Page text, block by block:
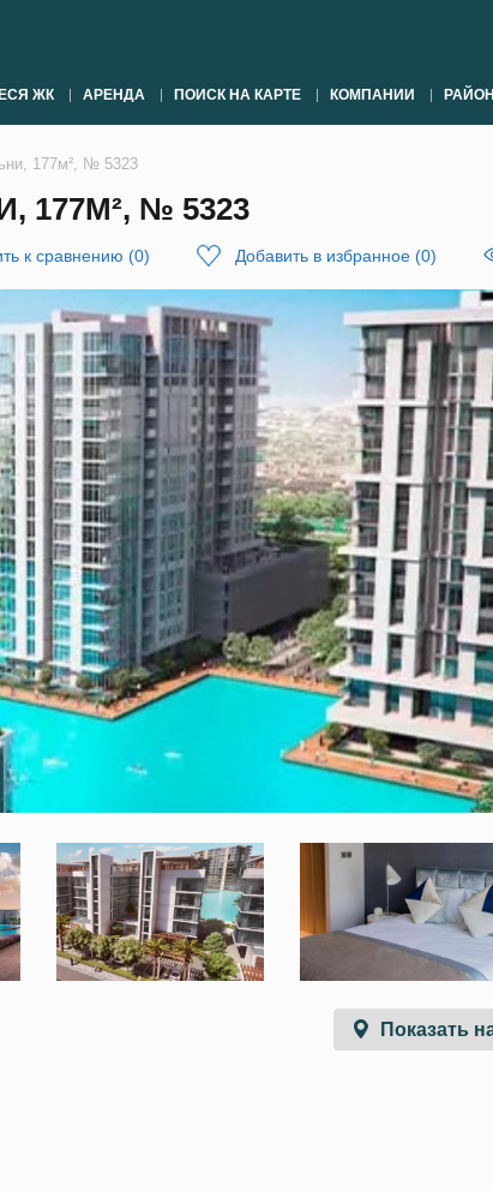
ЖК АРЕНДА ПОИСК НА КАРТЕ КОМПАНИИ
177м², № 5323
177М², № 5323
к сравнению (0) Добавить в избранное (0)
Показать